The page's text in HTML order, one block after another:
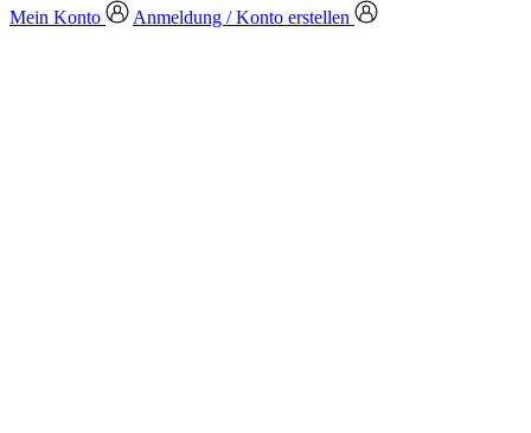
Mein Konto
Anmeldung / Konto erstellen